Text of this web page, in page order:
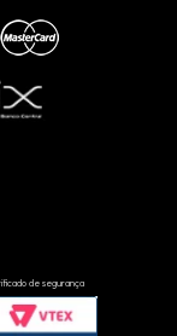
de segurança